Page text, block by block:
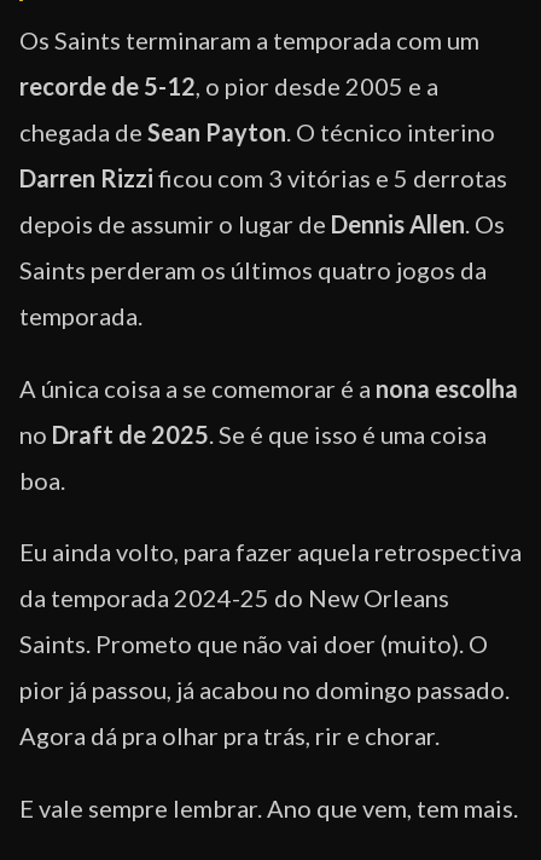
Os Saints terminaram a temporada com um
recorde de 5-12, o pior desde 2005 e a
chegada de Sean Payton. O técnico interino
Darren Rizzi ficou com 3 vitórias e 5 derrotas
depois de assumir o lugar de Dennis Allen. Os
Saints perderam os últimos quatro jogos da
temporada.
A única coisa a se comemorar é a nona escolha
no Draft de 2025. Se é que isso é uma coisa
boa.
Eu ainda volto, para fazer aquela retrospectiva
da temporada 2024-25 do New Orleans
Saints. Prometo que não vai doer (muito). O
pior já passou, já acabou no domingo passado.
Agora dá pra olhar pra trás, rir e chorar.
E vale sempre lembrar. Ano que vem, tem mais.